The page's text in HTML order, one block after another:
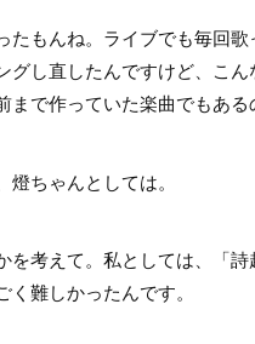
もんね。ライブでも毎回
し直したんですけど、こ
まで作っていた楽曲でもある
ちゃんとしては。
考えて。私としては、「
難しかったんです。